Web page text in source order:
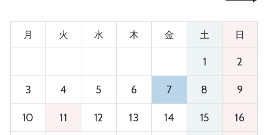
月 火 水 木 金 土 日
1 2
3 4 5 6 7 8 9
10 11 12 13 14 15 16